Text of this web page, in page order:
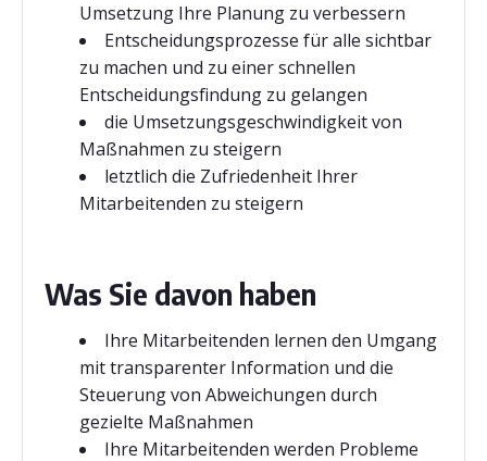
Umsetzung Ihre Planung zu verbessern
Entscheidungsprozesse für alle sichtbar
zu machen und zu einer schnellen
Entscheidungsfindung zu gelangen
die Umsetzungsgeschwindigkeit von
Maßnahmen zu steigern
letztlich die Zufriedenheit Ihrer
Mitarbeitenden zu steigern
Was Sie davon haben
Ihre Mitarbeitenden lernen den Umgang
mit transparenter Information und die
Steuerung von Abweichungen durch
gezielte Maßnahmen
Ihre Mitarbeitenden werden Probleme